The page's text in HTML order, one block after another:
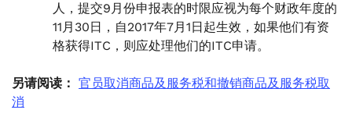
人，提交9月份申报表的时限应视为每个财政年度的
11月30日，自2017年7月1日起生效，如果他们有资
格获得ITC，则应处理他们的ITC申请。
另请阅读： 官员取消商品及服务税和撤销商品及服务税取
消